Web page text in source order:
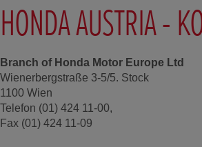
HONDA AUSTRIA -
Branch of Honda Motor Europe Ltd
Wienerbergstraße 3-5/5. Stock
1100 Wien
Telefon (01) 424 11-00,
Fax (01) 424 11-09